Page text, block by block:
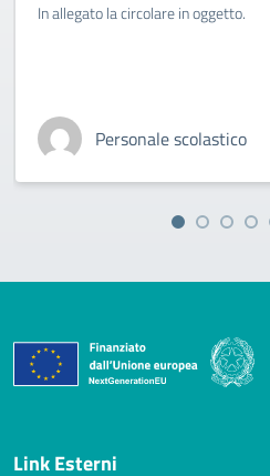
In allegato la circolare in oggetto.
Personale scolastico
Link Esterni